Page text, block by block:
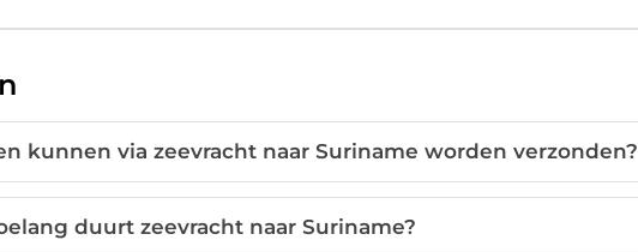
kunnen via zeevracht naar Suriname worden verzonden?
duurt zeevracht naar Suriname?